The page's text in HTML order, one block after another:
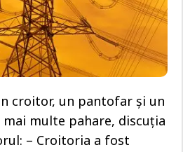
croitor, un pantofar și un
multe pahare, discuția
– Croitoria a fost